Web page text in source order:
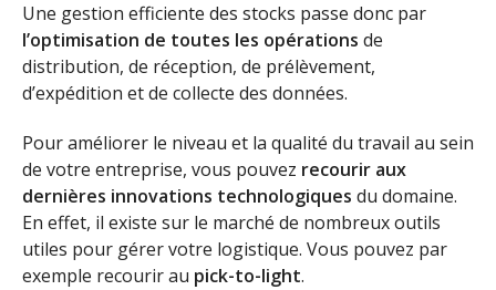
Une gestion efficiente des stocks passe donc par
l’optimisation de toutes les opérations de
distribution, de réception, de prélèvement,
d’expédition et de collecte des données.
Pour améliorer le niveau et la qualité du travail au sein
de votre entreprise, vous pouvez recourir aux
dernières innovations technologiques du domaine.
En effet, il existe sur le marché de nombreux outils
utiles pour gérer votre logistique. Vous pouvez par
exemple recourir au pick-to-light.